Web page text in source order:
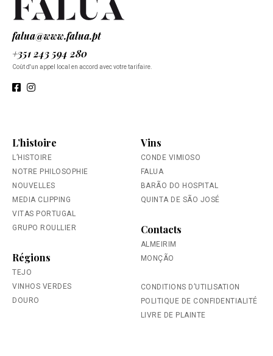
falua@www.falua.pt
+351 243 594 280
Coût d'un appel local en accord avec votre tarifaire.
L’histoire
L’HISTOIRE
NOTRE PHILOSOPHIE
NOUVELLES
MEDIA CLIPPING
VITAS PORTUGAL
GRUPO ROULLIER
Régions
TEJO
VINHOS VERDES
DOURO
Vins
CONDE VIMIOSO
FALUA
BARÃO DO HOSPITAL
QUINTA DE SÃO JOSÉ
Contacts
ALMEIRIM
MONÇÃO
CONDITIONS D’UTILISATION
POLITIQUE DE CONFIDENTIALITÉ
LIVRE DE PLAINTE